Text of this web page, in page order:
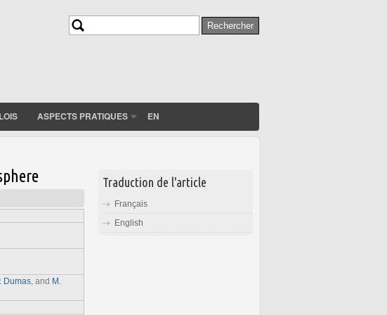
Rechercher
ASPECTS PRATIQUES EN
Dumas , and M.
Traduction de l'article
Français
English